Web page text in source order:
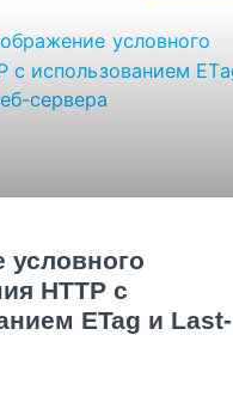
HTTP с
ETag и Last-